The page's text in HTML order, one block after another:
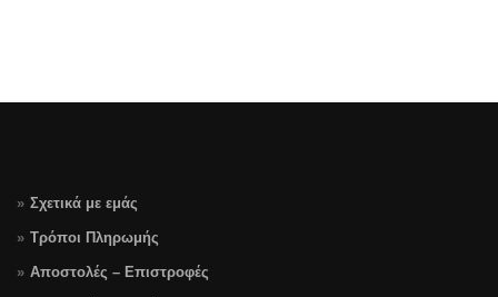
Σχετικά με εμάς
Τρόποι Πληρωμής
Αποστολές – Επιστροφές